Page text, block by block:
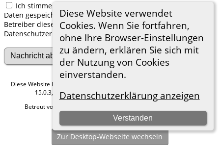
Diese Website verwendet
Cookies. Wenn Sie fortfahren,
ohne Ihre Browser-Einstellungen
zu ändern, erklären Sie sich mit
der Nutzung von Cookies
einverstanden.
Datenschutzerklärung anzeigen
Verstanden
Ich stimme zu, dass meine hier erfassten persönlichen
Daten gespeichert werden. Ich verstehe, dass ich jederzeit den
Betreiber dieser Website bitten kann, diese Daten zu löschen.
Datenschutzerklärung
Diese Website läuft mit
15.0.3, programmiert von Darrin Lythgoe © 2001-2026.
Betreut von
Hier geht es zum Impressum
Zur Desktop-Webseite wechseln